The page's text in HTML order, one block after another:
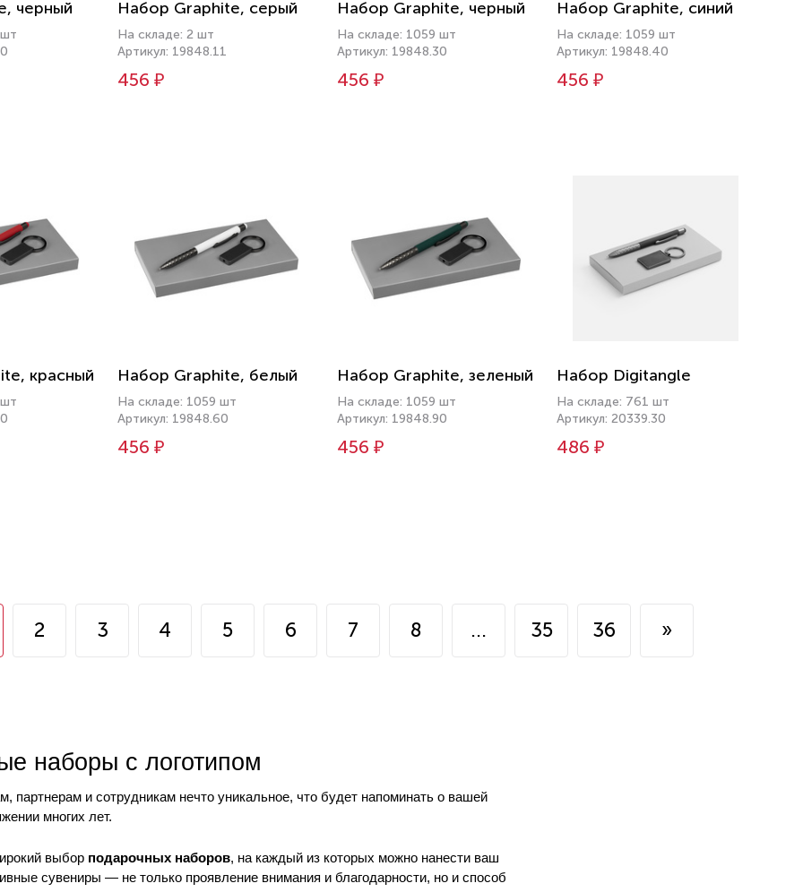
черный Набор Graphite, серый
На складе: 2 шт
Артикул: 19848.11
456 ₽
Набор Graphite, черный
На складе: 1059 шт
Артикул: 19848.30
456 ₽
Набор Graphite, синий
На складе: 1059 шт
Артикул: 19848.40
456 ₽
красный Набор Graphite, белый
На складе: 1059 шт
Артикул: 19848.60
456 ₽
Набор Graphite, зеленый
На складе: 1059 шт
Артикул: 19848.90
456 ₽
Набор Digitangle
На складе: 761 шт
Артикул: 20339.30
486 ₽
2 3 4 5 6 7 8 ... 35 36 »
наборы с логотипом
партнерам и сотрудникам нечто уникальное, что будет напоминать о вашей
многих лет.
выбор подарочных наборов, на каждый из которых можно нанести ваш
сувениры — не только проявление внимания и благодарности, но и способ